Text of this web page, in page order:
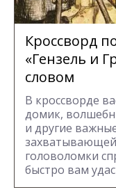
Кроссворд
«Гензель и
словом
В кроссворде
домик,
и другие
головоломки
быстро вам